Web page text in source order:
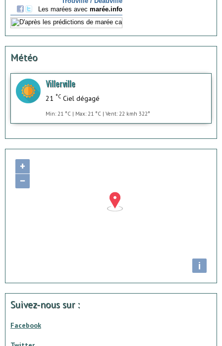
Météo
Villerville
21 °C Ciel dégagé
Min: 21 °C | Max: 21 °C | Vent: 22 kmh 322°
+
−
i
Suivez-nous sur :
Facebook